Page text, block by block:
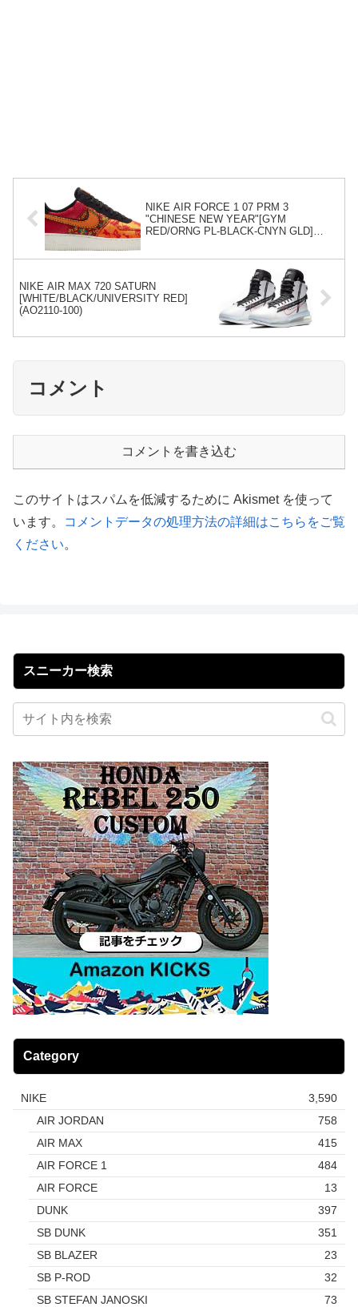
NIKE AIR FORCE 1 07 PRM 3
"CHINESE NEW YEAR"[GYM
RED/ORNG PL-BLACK-CNYN GLD]
NIKE AIR MAX 720 SATURN
[WHITE/BLACK/UNIVERSITY RED]
(AO2110-100)
コメント
コメントを書き込む
このサイトはスパムを低減するために Akismet を使って
います。
コメントデータの処理方法の詳細はこちらをご覧
ください。
スニーカー検索
Category
NIKE
3,590
AIR JORDAN
758
AIR MAX
415
AIR FORCE 1
484
AIR FORCE
13
DUNK
397
SB DUNK
351
SB BLAZER
23
SB P-ROD
32
SB STEFAN JANOSKI
73